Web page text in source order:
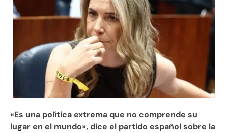
«Es una política extrema que no comprende su
lugar en el mundo», dice el partido español sobre la